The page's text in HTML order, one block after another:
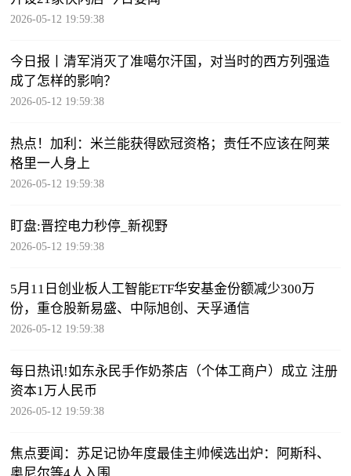
2026-05-12 19:59:38
今日报丨清军消灭了准噶尔汗国，对当时的西方列强造
成了怎样的影响？
2026-05-12 19:59:38
热点！加利：米兰能获得欧冠资格；责任不应该在阿莱
格里一人身上
2026-05-12 19:59:38
盯盘:晋控电力秒停_新视野
2026-05-12 19:59:38
5月11日创业板人工智能ETF华安基金份额减少300万
份，重仓股新易盛、中际旭创、天孚通信
2026-05-12 19:59:38
每日热讯!如东永民手作奶茶店（个体工商户）成立 注册
资本1万人民币
2026-05-12 19:59:38
焦点要闻：苏足记协年度最佳主帅候选出炉：阿斯科、
奥尼尔等4人入围